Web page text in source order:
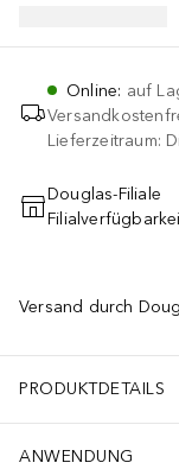
Online: auf
Lieferzeitraum:
Douglas-Filiale
Versand durch
PRODUKTDETAILS
ANWENDUNG